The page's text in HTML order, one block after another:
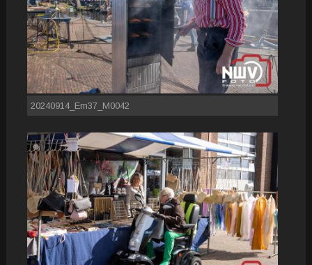
20240914_Em37_M0042